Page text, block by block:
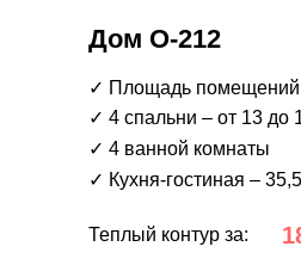
Теплый контур за:
✓ Кухня-гостиная –
✓ 4 ванной комнаты
✓ 4 спальни – от 13 до
✓ Площадь помещений
Дом О-212